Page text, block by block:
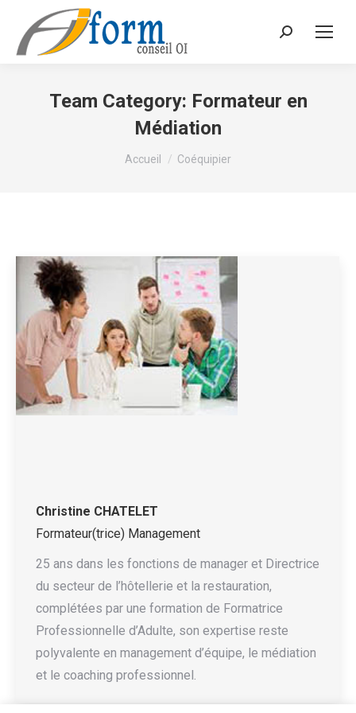
Recherche
Team Category: Formateur en
Médiation
Vous êtes ici :
Accueil Coéquipier
Christine CHATELET
Formateur(trice) Management
25 ans dans les fonctions de manager et Directrice
du secteur de l’hôtellerie et la restauration,
complétées par une formation de Formatrice
Professionnelle d’Adulte, son expertise reste
polyvalente en management d’équipe, le médiation
et le coaching professionnel.